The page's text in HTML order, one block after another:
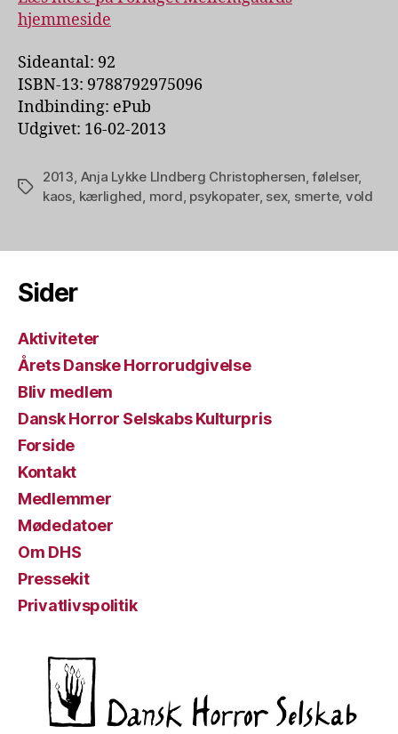
hjemmeside
Sideantal: 92
ISBN-13: 9788792975096
Indbinding: ePub
Udgivet: 16-02-2013
Tags
2013 Anja Lykke LIndberg Christophersen ,følelser,
kaos kærlighed mord psykopater, sex, smerte, vold
Sider
Aktiviteter
Årets Danske Horrorudgivelse
Bliv medlem
Dansk Horror Selskabs Kulturpris
Forside
Kontakt
Medlemmer
Mødedatoer
Om DHS
Pressekit
Privatlivspolitik